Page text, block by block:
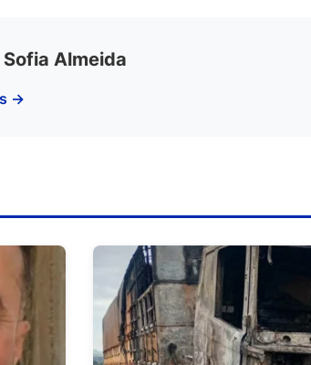
Almeida
→